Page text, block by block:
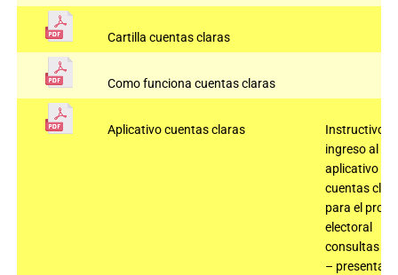
Cartilla cuentas claras
Como funciona cuentas claras
Aplicativo cuentas claras
Instructivo
ingreso al
aplicativo
cuentas
para el
electoral
consultas
–